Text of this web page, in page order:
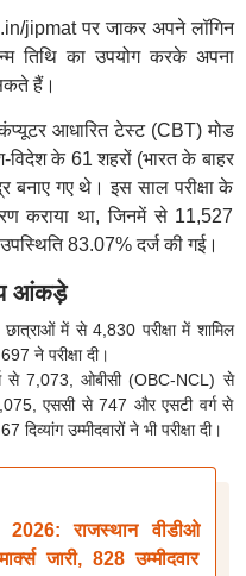
jipmat पर जाकर अपने लॉगिन
का उपयोग करके अपना
हैं।
कंप्यूटर आधारित टेस्ट (CBT) मोड
विदेश के 61 शहरों (भारत के बाहर
बनाए गए थे। इस साल परीक्षा के
कराया था, जिनमें से 11,527
उपस्थिति 83.07% दर्ज की गई।
आंकड़े
में से 4,830 परीक्षा में शामिल
ने परीक्षा दी।
से 7,073, ओबीसी (OBC-NCL) से
एससी से 747 और एसटी वर्ग से
उम्मीदवारों ने भी परीक्षा दी।
राजस्थान वीडीओ
जारी, 828 उम्मीदवार